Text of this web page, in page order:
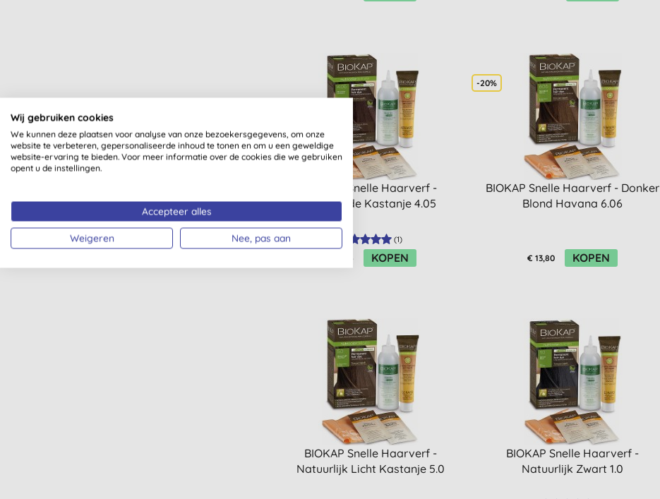
BIOKAP Snelle Haarverf -
Chocolade Kastanje 4.05
(1)
€ 17,25 KOPEN
-20%
BIOKAP Snelle Haarverf - Donker
Blond Havana 6.06
€ 13,80 KOPEN
BIOKAP Snelle Haarverf -
Natuurlijk Licht Kastanje 5.0
BIOKAP Snelle Haarverf -
Natuurlijk Zwart 1.0
Wij gebruiken cookies
We kunnen deze plaatsen voor analyse van onze bezoekersgegevens, om onze
website te verbeteren, gepersonaliseerde inhoud te tonen en om u een geweldige
website-ervaring te bieden. Voor meer informatie over de cookies die we gebruiken
opent u de instellingen.
Accepteer alles
Weigeren Nee, pas aan